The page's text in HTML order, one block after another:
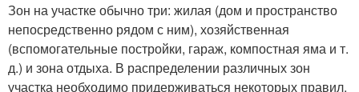
Зон на участке обычно три: жилая (дом и пространство
непосредственно рядом с ним), хозяйственная
(вспомогательные постройки, гараж, компостная яма и т.
д.) и зона отдыха. В распределении различных зон
участка необходимо придерживаться некоторых правил.